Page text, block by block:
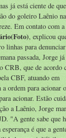
já está ciente de
do goleiro Laênio na
Em contato com a
, explicou
linhas para denunciar
passada, Jorge já
CRB, que de acordo
CBF, atuando em
ordem para acionar o
acionar. Estão
a Laênio, Jorge
"A gente sabe que
é que a